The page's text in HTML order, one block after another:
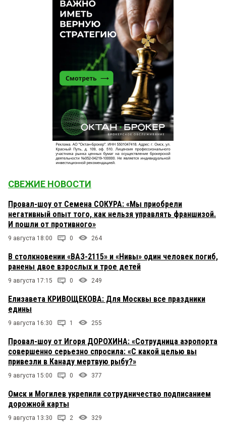
СВЕЖИЕ НОВОСТИ
Провал-шоу от Семена СОКУРА: «Мы приобрели
негативный опыт того, как нельзя управлять франшизой.
И пошли от противного»
9 августа 18:00 0 264
В столкновении «ВАЗ-2115» и «Нивы» один человек погиб,
ранены двое взрослых и трое детей
9 августа 17:15 0 249
Елизавета КРИВОЩЕКОВА: Для Москвы все праздники
едины
9 августа 16:30 1 255
Провал-шоу от Игоря ДОРОХИНА: «Сотрудница аэропорта
совершенно серьезно спросила: «С какой целью вы
привезли в Канаду мертвую рыбу?»
9 августа 15:00 0 377
Омск и Могилев укрепили сотрудничество подписанием
дорожной карты
9 августа 13:30 2 329